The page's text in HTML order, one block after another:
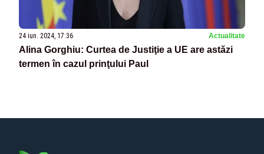
24 iun. 2024, 17:36 Actualitate
Alina Gorghiu: Curtea de Justiţie a UE are astăzi
termen în cazul prinţului Paul